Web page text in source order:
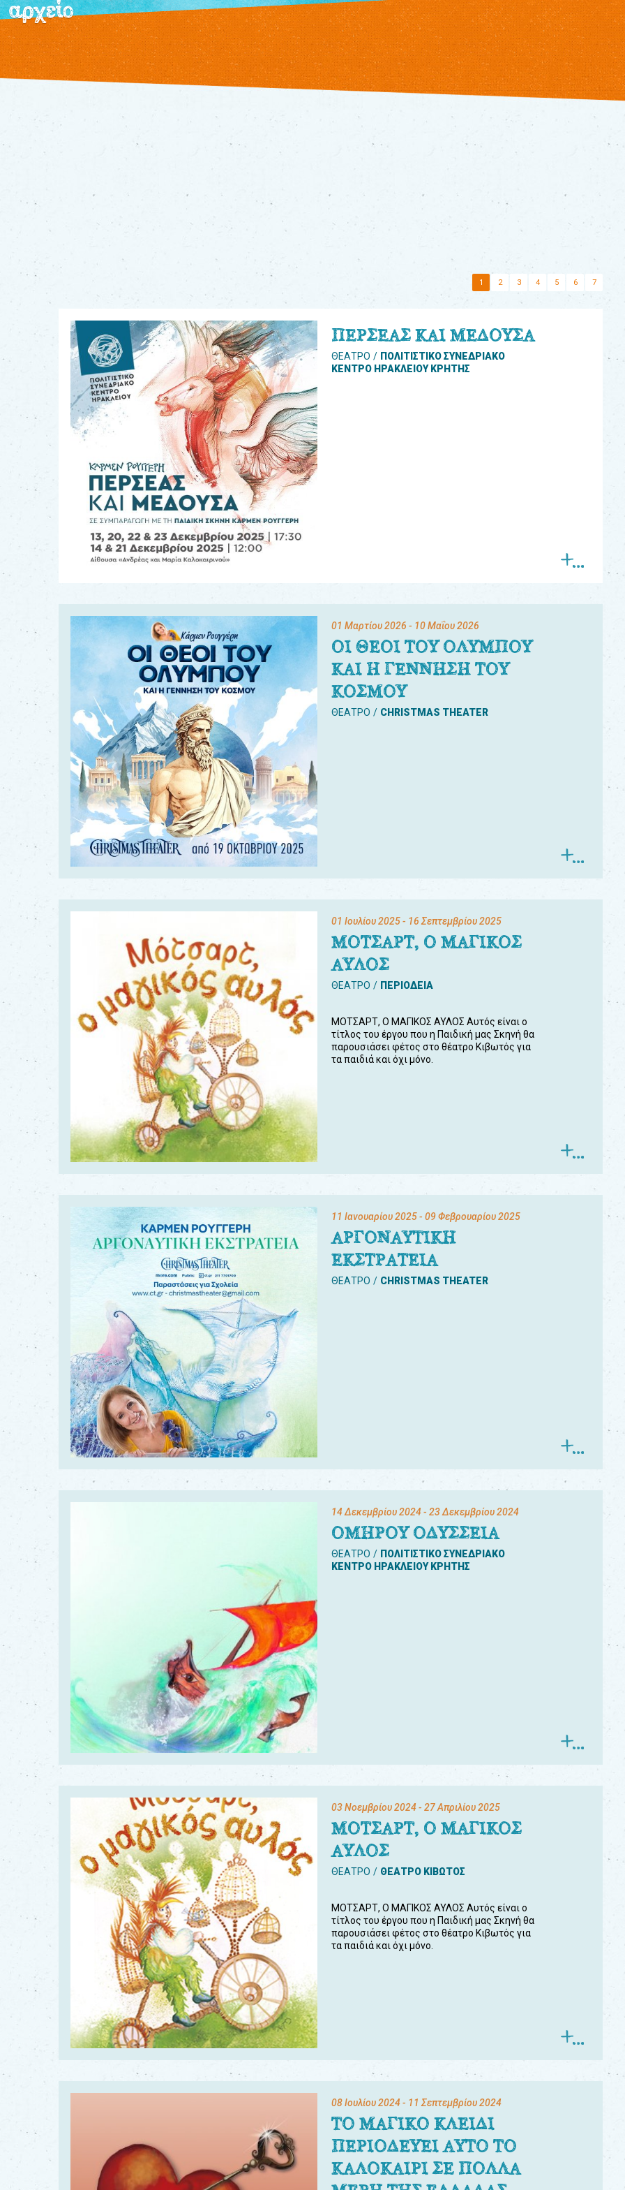
αρχείο
1 2 3 4 5 6 7
ΠΕΡΣΕΑΣ ΚΑΙ ΜΕΔΟΥΣΑ
ΘΕΑΤΡΟ
ΠΟΛΙΤΙΣΤΙΚΟ ΣΥΝΕΔΡΙΑΚΟ
ΚΕΝΤΡΟ ΗΡΑΚΛΕΙΟΥ ΚΡΗΤΗΣ
01 Μαρτίου 2026 - 10 Μαΐου 2026
ΟΙ ΘΕΟΙ ΤΟΥ ΟΛΥΜΠΟΥ
ΚΑΙ Η ΓΕΝΝΗΣΗ ΤΟΥ
ΚΟΣΜΟΥ
ΘΕΑΤΡΟ CHRISTMAS THEATER
01 Ιουλίου 2025- 16 Σεπτεμβρίου 2025
ΜΟΤΣΑΡΤ, Ο ΜΑΓΙΚΟΣ
ΑΥΛΟΣ
ΘΕΑΤΡΟ ΠΕΡΙΟΔΕΙΑ
ΜΟΤΣΑΡΤ, Ο ΜΑΓΙΚΟΣ ΑΥΛΟΣ Αυτός είναι ο
τίτλος του έργου που η Παιδική μας Σκηνή θα
παρουσιάσει φέτος στο θέατρο Κιβωτός για
τα παιδιά και όχι μόνο.
11 Ιανουαρίου 2025- 09 Φεβρουαρίου 2025
ΑΡΓΟΝΑΥΤΙΚΗ
ΕΚΣΤΡΑΤΕΙΑ
ΘΕΑΤΡΟ CHRISTMAS THEATER
14 Δεκεμβρίου 2024- 23 Δεκεμβρίου 2024
ΟΜΗΡΟΥ ΟΔΥΣΣΕΙΑ
ΘΕΑΤΡΟ
ΠΟΛΙΤΙΣΤΙΚΟ ΣΥΝΕΔΡΙΑΚΟ
ΚΕΝΤΡΟ ΗΡΑΚΛΕΙΟΥ ΚΡΗΤΗΣ
03 Νοεμβρίου 2024- 27 Απριλίου 2025
ΜΟΤΣΑΡΤ, Ο ΜΑΓΙΚΟΣ
ΑΥΛΟΣ
ΘΕΑΤΡΟ ΘΕΑΤΡΟ ΚΙΒΩΤΟΣ
ΜΟΤΣΑΡΤ, Ο ΜΑΓΙΚΟΣ ΑΥΛΟΣ Αυτός είναι ο
τίτλος του έργου που η Παιδική μας Σκηνή θα
παρουσιάσει φέτος στο θέατρο Κιβωτός για
τα παιδιά και όχι μόνο.
08 Ιουλίου 2024- 11 Σεπτεμβρίου 2024
ΤΟ ΜΑΓΙΚΟ ΚΛΕΙΔΙ
ΠΕΡΙΟΔΕΥΕΙ ΑΥΤΟ ΤΟ
ΚΑΛΟΚΑΙΡΙ ΣΕ ΠΟΛΛΑ